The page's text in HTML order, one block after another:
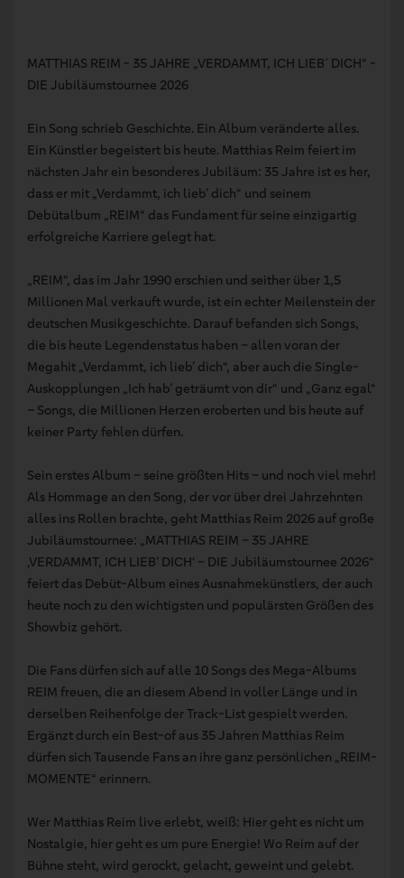
MATTHIAS REIM - 35 JAHRE „VERDAMMT, ICH LIEB´ DICH“ -
DIE Jubiläumstournee 2026
Ein Song schrieb Geschichte. Ein Album veränderte alles.
Ein Künstler begeistert bis heute. Matthias Reim feiert im
nächsten Jahr ein besonderes Jubiläum: 35 Jahre ist es her,
dass er mit „Verdammt, ich lieb’ dich“ und seinem
Debütalbum „REIM“ das Fundament für seine einzigartig
erfolgreiche Karriere gelegt hat.
„REIM“, das im Jahr 1990 erschien und seither über 1,5
Millionen Mal verkauft wurde, ist ein echter Meilenstein der
deutschen Musikgeschichte. Darauf befanden sich Songs,
die bis heute Legendenstatus haben – allen voran der
Megahit „Verdammt, ich lieb’ dich“, aber auch die Single-
Auskopplungen „Ich hab’ geträumt von dir“ und „Ganz egal“
– Songs, die Millionen Herzen eroberten und bis heute auf
keiner Party fehlen dürfen.
Sein erstes Album – seine größten Hits – und noch viel mehr!
Als Hommage an den Song, der vor über drei Jahrzehnten
alles ins Rollen brachte, geht Matthias Reim 2026 auf große
Jubiläumstournee: „MATTHIAS REIM – 35 JAHRE
‚VERDAMMT, ICH LIEB’ DICH‘ – DIE Jubiläumstournee 2026“
feiert das Debüt-Album eines Ausnahmekünstlers, der auch
heute noch zu den wichtigsten und populärsten Größen des
Showbiz gehört.
Die Fans dürfen sich auf alle 10 Songs des Mega-Albums
REIM freuen, die an diesem Abend in voller Länge und in
derselben Reihenfolge der Track-List gespielt werden.
Ergänzt durch ein Best-of aus 35 Jahren Matthias Reim
dürfen sich Tausende Fans an ihre ganz persönlichen „REIM-
MOMENTE“ erinnern.
Wer Matthias Reim live erlebt, weiß: Hier geht es nicht um
Nostalgie, hier geht es um pure Energie! Wo Reim auf der
Bühne steht, wird gerockt, gelacht, geweint und gelebt.